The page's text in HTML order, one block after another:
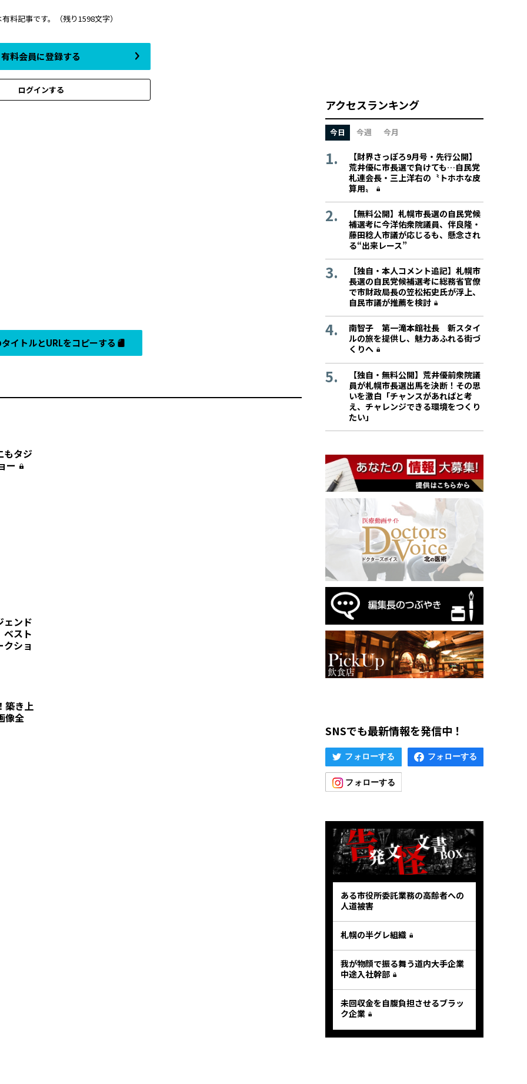
料記事です。 （残り1598文字）
有料会員に登録する
ログインする
イトルとURLをコピーする
もタジ
ー
ンド
ベスト
ショ
築き上
像全
アクセスランキング
今日 今週 今月
【財界さっぽろ9月号・先行公開】
荒井優に市長選で負けても…自民党
札連会長・三上洋右の〝トホホな皮
算用〟
【無料公開】札幌市長選の自民党候
補選考に今洋佑衆院議員、伴良隆・
藤田稔人市議が応じるも、懸念され
る“出来レース”
【独自・本人コメント追記】札幌市
長選の自民党候補選考に総務省官僚
で市財政局長の笠松拓史氏が浮上、
自民市議が推薦を検討
南智子 第一滝本館社長 新スタイ
ルの旅を提供し、魅力あふれる街づ
くりへ
【独自・無料公開】荒井優前衆院議
員が札幌市長選出馬を決断！その思
いを激白「チャンスがあればと考
え、チャレンジできる環境をつくり
たい」
SNSでも最新情報を発信中！
ある市役所委託業務の高齢者への
人道被害
札幌の半グレ組織
我が物顔で振る舞う道内大手企業
中途入社幹部
未回収金を自腹負担させるブラッ
ク企業